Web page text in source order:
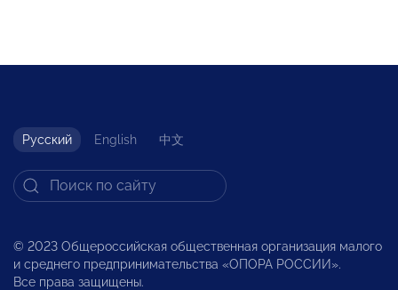
Русский English 中文
© 2023 Общероссийская общественная организация малого
и среднего предпринимательства «ОПОРА РОССИИ».
Все права защищены.